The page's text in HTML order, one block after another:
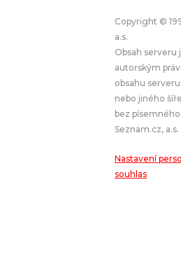
APLIKACE
PROGRAM
SOUTĚŽE
Copyright ©
a.s.
Obsah serveru
autorským
obsahu
nebo jiného
bez
Seznam.cz,
Nastavení
souhlas